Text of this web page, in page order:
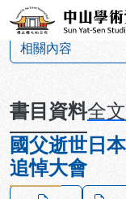
跳到主要內容
中山學
相關內容
書目資料全
國父逝世日
追悼大會